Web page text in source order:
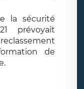
la sécurité
prévoyait
de